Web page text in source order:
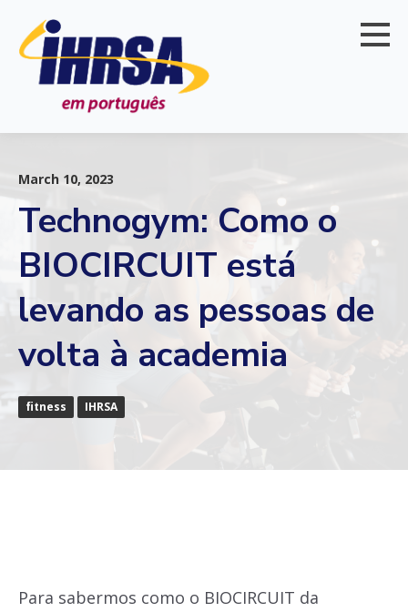
March 10, 2023
Technogym: Como o
BIOCIRCUIT está
levando as pessoas de
volta à academia
fitness IHRSA
Para sabermos como o BIOCIRCUIT da